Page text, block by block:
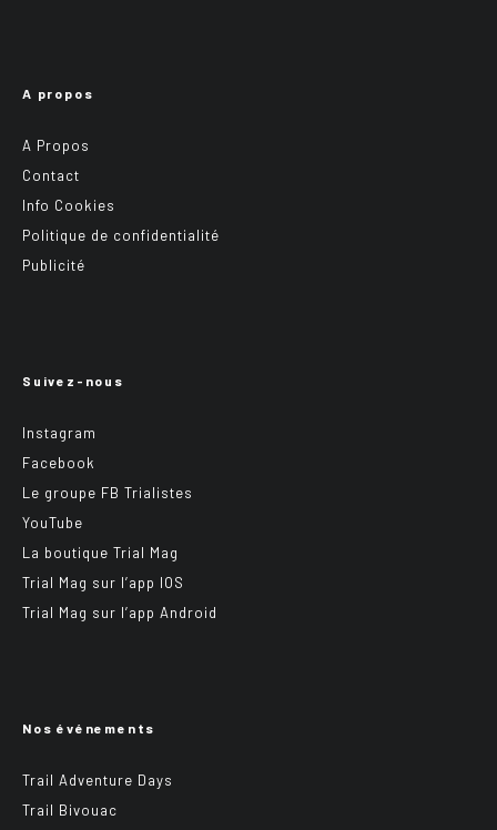
A propos
A Propos
Contact
Info Cookies
Politique de confidentialité
Publicité
Suivez-nous
Instagram
Facebook
Le groupe FB Trialistes
YouTube
La boutique Trial Mag
Trial Mag sur l’app IOS
Trial Mag sur l’app Android
Nos événements
Trail Adventure Days
Trail Bivouac